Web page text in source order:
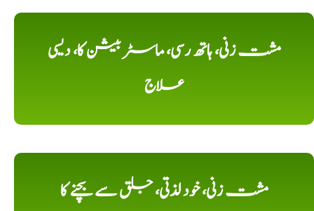
مشت زنی، ہاتھ رسی، ماسٹر بیشن کا، دیسی
علاج
مشت زنی، خود لذتی، جلق سے بچنے کا